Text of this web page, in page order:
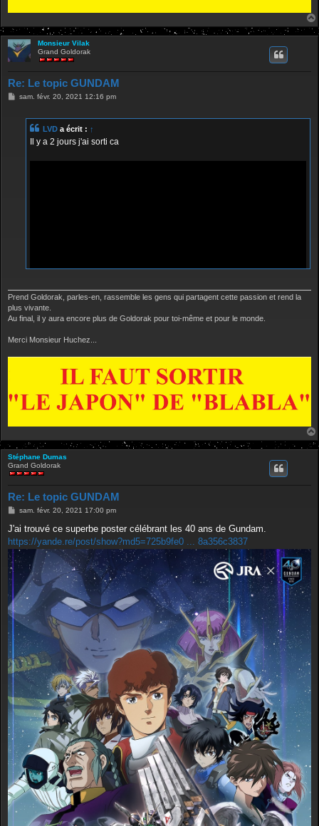
Monsieur Vilak
Grand Goldorak
Re: Le topic GUNDAM
Msam. févr. 20, 2021 12:16 pm
LVD a écrit : ↑
Il y a 2 jours j'ai sorti ca
Prend Goldorak, parles-en, rassemble les gens qui partagent cette passion et rend la
plus vivante.
Au final, il y aura encore plus de Goldorak pour toi-même et pour le monde.
Merci Monsieur Huchez...
Stéphane Dumas
Grand Goldorak
Re: Le topic GUNDAM
M
s
a
g
e
sam. févr. 20, 2021 17:00 pm
J'ai trouvé ce superbe poster célébrant les 40 ans de Gundam.
https://yande.re/post/show?md5=725b9fe0 ... 8a356c3837